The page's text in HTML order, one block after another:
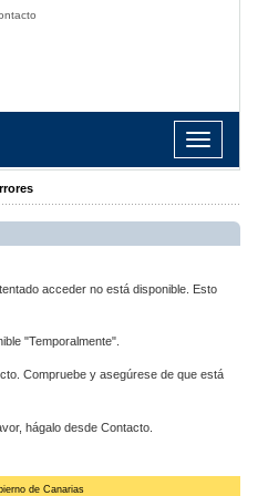
Toggle
navigation
acceder no está disponible. Esto
"Temporalmente".
Compruebe y asegúrese de que está
hágalo desde Contacto.
de Canarias